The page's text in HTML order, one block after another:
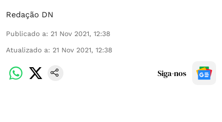
Redação DN
Publicado a: 21 Nov 2021, 12:38
Atualizado a: 21 Nov 2021, 12:38
Siga-nos